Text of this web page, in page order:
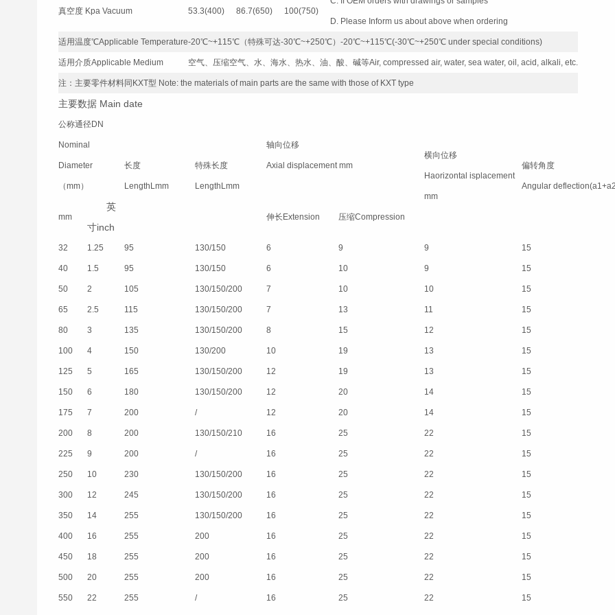
D. Please Inform us about above when ordering
真空度 Kpa Vacuum 53.3(400) 86.7(650) 100(750)
适用温度℃Applicable Temperature-20℃~+115℃（特殊可达-30℃~+250℃）-20℃~+115℃(-30℃~+250℃ under special conditions)
适用介质Applicable Medium 空气、压缩空气、水、海水、热水、油、酸、碱等Air, compressed air, water, sea water, oil, acid, alkali, etc.
注： 主要零件材料同KXT型 Note: the materials of main parts are the same with those of KXT type
主要数据 Main date
公称通径DN
Nominal
Diameter
（mm）
长度
LengthLmm
特殊长度
LengthLmm
轴向位移
Axial displacement mm
横向位移
Haorizontal isplacement
mm
偏转角度
Angular
mm
英
寸inch
伸长Extension 压缩Compression
32 1.25 95 130/150 6 9 9 15
40 1.5 95 130/150 6 10 9 15
50 2 105 130/150/200 7 10 10 15
65 2.5 115 130/150/200 7 13 11 15
80 3 135 130/150/200 8 15 12 15
100 4 150 130/200 10 19 13 15
125 5 165 130/150/200 12 19 13 15
150 6 180 130/150/200 12 20 14 15
175 7 200 / 12 20 14 15
200 8 200 130/150/210 16 25 22 15
225 9 200 / 16 25 22 15
250 10 230 130/150/200 16 25 22 15
300 12 245 130/150/200 16 25 22 15
350 14 255 130/150/200 16 25 22 15
400 16 255 200 16 25 22 15
450 18 255 200 16 25 22 15
500 20 255 200 16 25 22 15
550 22 255 / 16 25 22 15